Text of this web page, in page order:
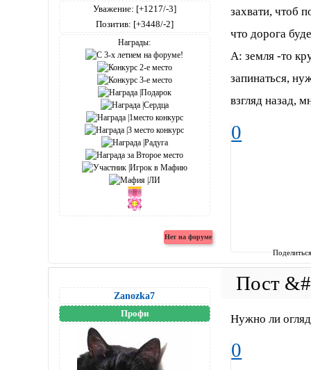
Уважение: [+1217/-3]
Позитив: [+3448/-2]
Награды:
захвати, чтоб
что дорога
А: земля -то
запинаться,
взгляд назад,
0
Zanozka7
Профи Нужно ли
0